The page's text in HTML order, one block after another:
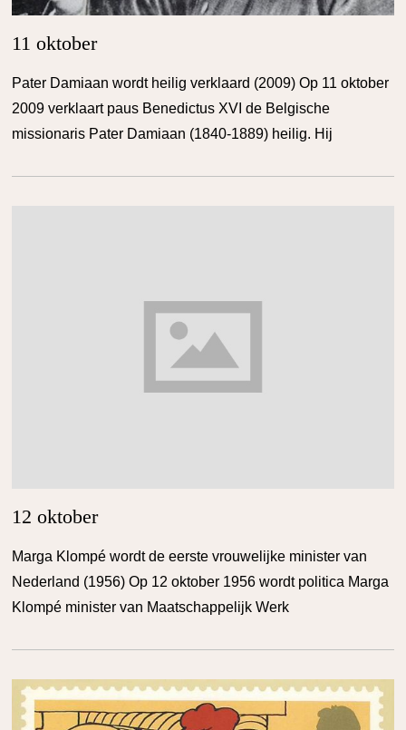
11 oktober
Pater Damiaan wordt heilig verklaard (2009) Op 11 oktober
2009 verklaart paus Benedictus XVI de Belgische
missionaris Pater Damiaan (1840-1889) heilig. Hij
12 oktober
Marga Klompé wordt de eerste vrouwelijke minister van
Nederland (1956) Op 12 oktober 1956 wordt politica Marga
Klompé minister van Maatschappelijk Werk